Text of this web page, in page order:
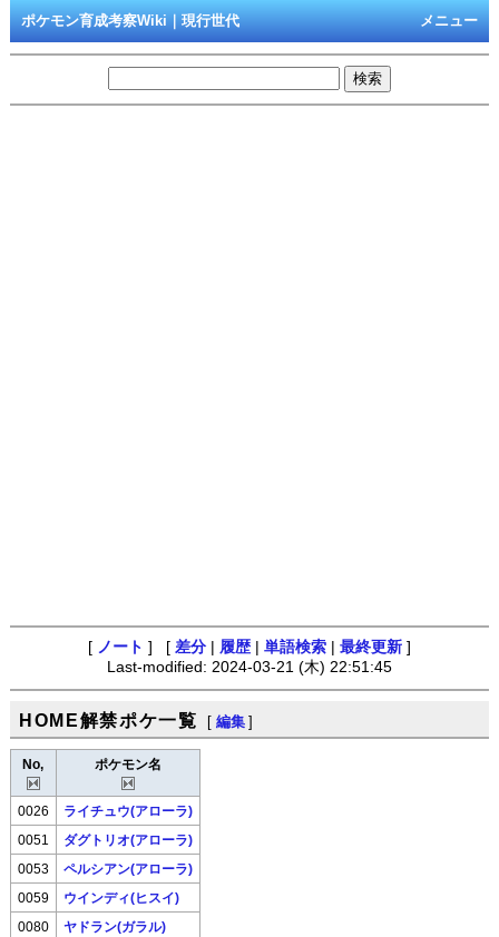
メニュー
ポケモン育成考察Wiki｜現行世代
[ ノート ] [ 差分 履歴 単語検索 最終更新 ]
Last-modified: 2024-03-21 (木) 22:51:45
HOME解禁ポケ一覧 [ 編集 ]
No, ポケモン名
0026 ライチュウ(アローラ)
0051 ダグトリオ(アローラ)
0053 ペルシアン(アローラ)
0059 ウインディ(ヒスイ)
0080 ヤドラン(ガラル)